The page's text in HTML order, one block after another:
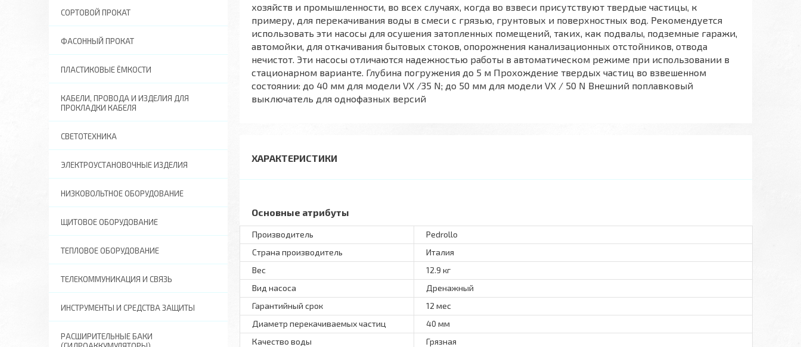
хозяйств и промышленности, во всех случаях, когда во взвеси присутствуют твердые частицы, к
примеру, для перекачивания воды в смеси с грязью, грунтовых и поверхностных вод. Рекомендуется
использовать эти насосы для осушения затопленных помещений, таких, как подвалы, подземные гаражи,
автомойки, для откачивания бытовых стоков, опорожнения канализационных отстойников, отвода
нечистот. Эти насосы отличаются надежностью работы в автоматическом режиме при использовании в
стационарном варианте. Глубина погружения до 5 м Прохождение твердых частиц во взвешенном
состоянии: до 40 мм для модели VX /35 N; до 50 мм для модели VX / 50 N Внешний поплавковый
выключатель для однофазных версий
ХАРАКТЕРИСТИКИ
Основные атрибуты
Производитель
Pedrollo
Страна производитель
Италия
Вес
12.9 кг
Вид насоса
Дренажный
Гарантийный срок
12 мес
Диаметр перекачиваемых частиц
40 мм
Качество воды
Грязная
СОРТОВОЙ ПРОКАТ
ФАСОННЫЙ ПРОКАТ
ПЛАСТИКОВЫЕ ЁМКОСТИ
КАБЕЛИ, ПРОВОДА И ИЗДЕЛИЯ ДЛЯ
ПРОКЛАДКИ КАБЕЛЯ
СВЕТОТЕХНИКА
ЭЛЕКТРОУСТАНОВОЧНЫЕ ИЗДЕЛИЯ
НИЗКОВОЛЬТНОЕ ОБОРУДОВАНИЕ
ЩИТОВОЕ ОБОРУДОВАНИЕ
ТЕПЛОВОЕ ОБОРУДОВАНИЕ
ТЕЛЕКОММУНИКАЦИЯ И СВЯЗЬ
ИНСТРУМЕНТЫ И СРЕДСТВА ЗАЩИТЫ
РАСШИРИТЕЛЬНЫЕ БАКИ